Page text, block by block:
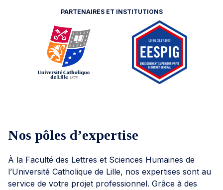
PARTENAIRES ET INSTITUTIONS
Nos pôles d’expertise
À la Faculté des Lettres et Sciences Humaines de
l’Université Catholique de Lille, nos expertises sont au
service de votre projet professionnel. Grâce à des